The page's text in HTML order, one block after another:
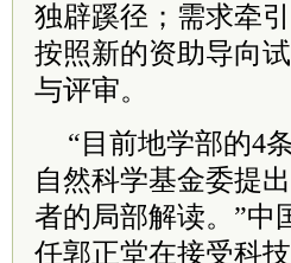
独辟蹊径；需求牵
按照新的资助导向
与评审。
“目前地学部的4
自然科学基金委提
者的局部解读。”中
任郭正堂在接受科